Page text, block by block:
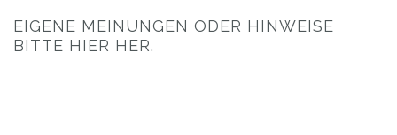
EIGENE MEINUNGEN ODER HINWEISE
BITTE HIER HER.